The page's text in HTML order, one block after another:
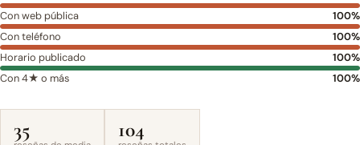
Con web pública
100%
Con teléfono
100%
Horario publicado
100%
Con 4★ o más
100%
35 104